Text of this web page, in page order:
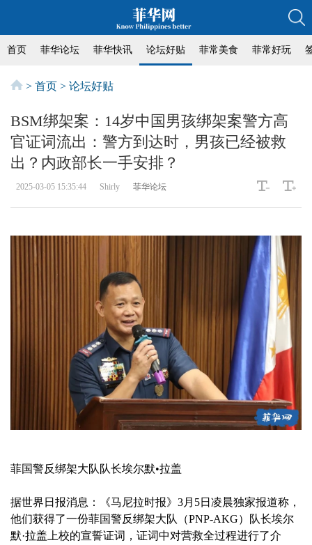
首页 菲华论坛 菲华快讯 论坛好贴 菲常美食 菲常好玩
> 首页 > 论坛好贴
BSM绑架案：14岁中国男孩绑架案警方高
官证词流出：警方到达时，男孩已经被救
出？内政部长一手安排？
2025-03-05 15:35:44 Shirly 菲华论坛
菲国警反绑架大队队长埃尔默•拉盖
据世界日报消息：《马尼拉时报》3月5日凌晨独家报道称，
他们获得了一份菲国警反绑架大队（PNP-AKG）队长埃尔
默·拉盖上校的宣誓证词，证词中对营救全过程进行了介